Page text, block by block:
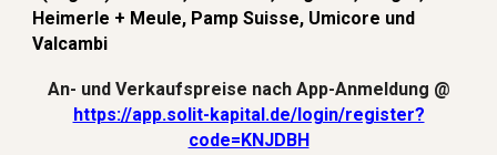
Heimerle + Meule, Pamp Suisse, Umicore und
Valcambi
An- und Verkaufspreise nach App-Anmeldung @
https://app.solit-kapital.de/login/register?
code=KNJDBH